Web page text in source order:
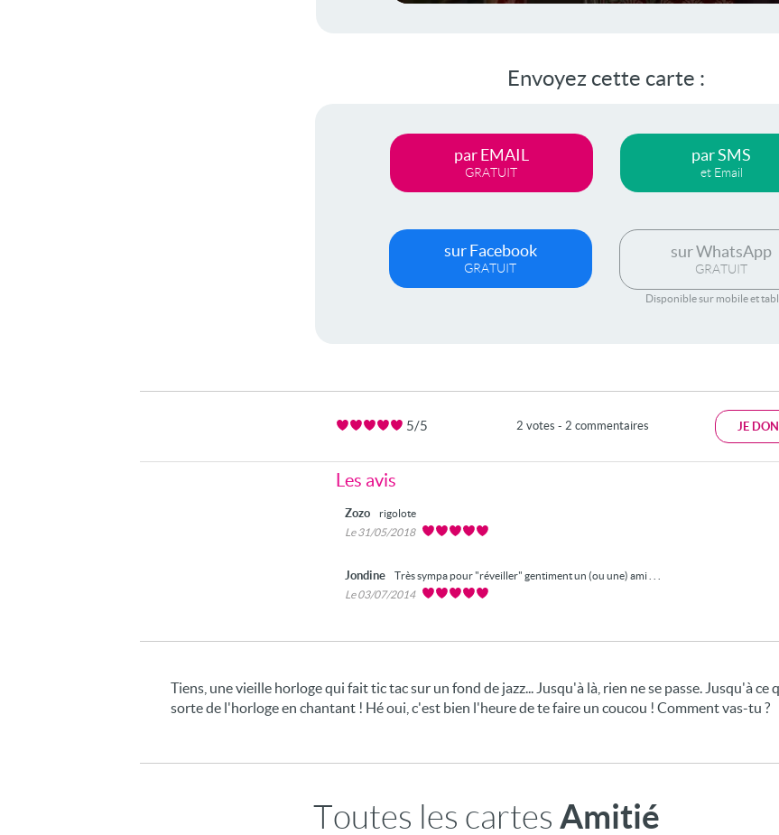
Envoyez cette carte :
par EMAIL
GRATUIT
par SMS
et Email
sur Facebook
GRATUIT
sur WhatsApp
GRATUIT
Disponible sur mobile et
5/5 2 votes - 2 commentaires JE
Les avis
Zozo
rigolote
Le 31/05/2018
Jondine
Très sympa pour "réveiller" gentiment un (ou une) ami . . .
Le 03/07/2014
Tiens, une vieille horloge qui fait tic tac sur un fond de jazz... Jusqu'à là, rien ne se passe. Jusqu'à
sorte de l'horloge en chantant ! Hé oui, c'est bien l'heure de te faire un coucou ! Comment vas-tu ?
Toutes les cartes Amitié